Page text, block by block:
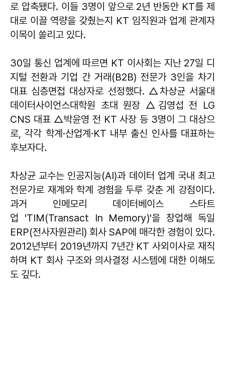
로 압축됐다. 이들 3명이 앞으로 2년 반동안 KT를 제
대로 이끌 역량을 갖췄는지 KT 임직원과 업계 관계자
이목이 쏠리고 있다.
30일 통신 업계에 따르면 KT 이사회는 지난 27일 디
지털 전환과 기업 간 거래(B2B) 전문가 3인을 차기
대표 심층면접 대상자로 선정했다. △차상균 서울대
데이터사이언스대학원 초대 원장 △김영섭 전 LG
CNS 대표 △박윤영 전 KT 사장 등 3명이 그 대상으
로, 각각 학계·산업계·KT 내부 출신 인사를 대표하는
후보자다.
차상균 교수는 인공지능(AI)과 데이터 업계 국내 최고
전문가로 재계와 학계 경험을 두루 갖춘 게 강점이다.
과거 인메모리 데이터베이스 스타트
업 'TIM(Transact In Memory)'을 창업해 독일
ERP(전사자원관리) 회사 SAP에 매각한 경험이 있다.
2012년부터 2019년까지 7년간 KT 사외이사로 재직
하며 KT 회사 구조와 의사결정 시스템에 대한 이해도
도 깊다.